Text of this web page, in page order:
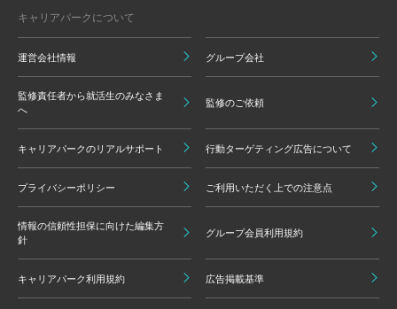
キャリアパークについて
運営会社情報 グループ会社
監修責任者から就活生のみなさま
へ
監修のご依頼
キャリアパークのリアルサポート 行動ターゲティング広告について
プライバシーポリシー ご利用いただく上での注意点
情報の信頼性担保に向けた編集方
針
グループ会員利用規約
キャリアパーク利用規約 広告掲載基準